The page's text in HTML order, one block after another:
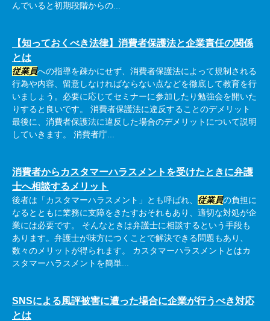
んでいると初期段階からの...
【知っておくべき法律】消費者保護法と企業責任の関係
とは
従業員への指導を疎かにせず、消費者保護法によって規制される
行為や内容、留意しなければならない点などを徹底して教育を行
いましょう。必要に応じてセミナーに参加したり勉強会を開いた
りすると良いです。 消費者保護法に違反することのデメリット
最後に、消費者保護法に違反した場合のデメリットについて説明
していきます。 消費者庁...
消費者からカスタマーハラスメントを受けたときに弁護
士へ相談するメリット
後者は「カスタマーハラスメント」とも呼ばれ、 従業員の負担に
なるとともに業務に支障をきたすおそれもあり、適切な対処が企
業には必要です。 そんなときは弁護士に相談するという手段も
あります。弁護士が味方につくことで解決できる問題もあり、
数々のメリットが得られます。 カスタマーハラスメントとはカ
スタマーハラスメントを簡単...
SNSによる風評被害に遭った場合に企業が行うべき対応
とは